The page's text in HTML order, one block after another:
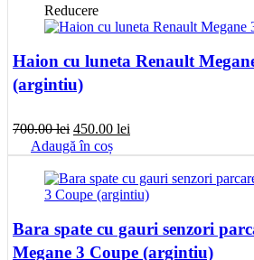
Reducere
Haion cu luneta Renault
(argintiu)
700.00lei Prețul
inițial
a
fost:
700.00 lei.
450.00 lei
este:
450.00 lei.
Adaugă în coș
Bara spate cu gauri senzori
Megane 3 Coupe (argintiu)